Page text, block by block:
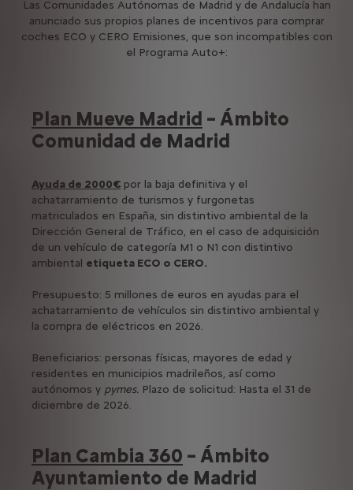
Las Comunidades Autónomas de Madrid y de Andalucía han
anunciado sus propios planes de incentivos para comprar
coches ECO y CERO Emisiones, que son incompatibles con
el Programa Auto+:
Plan Mueve Madrid – Ámbito
Comunidad de Madrid
Ayuda de 2000€ por la baja definitiva y el
achatarramiento de turismos y furgonetas
matriculados en España, sin distintivo ambiental de la
Dirección General de Tráfico, en el caso de adquisición
de un vehículo de categoría M1 o N1 con distintivo
ambiental etiqueta ECO o CERO.
Presupuesto: 5 millones de euros en ayudas para el
achatarramiento de vehículos sin distintivo ambiental y
la compra de eléctricos en 2026.
Beneficiarios: personas físicas, mayores de edad y
residentes en municipios madrileños, así como
autónomos y pymes. Plazo de solicitud: Hasta el 31 de
diciembre de 2026.
Plan Cambia 360 – Ámbito
Ayuntamiento de Madrid